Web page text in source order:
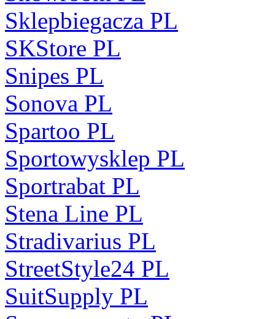
Sklepbiegacza PL
SKStore PL
Snipes PL
Sonova PL
Spartoo PL
Sportowysklep PL
Sportrabat PL
Stena Line PL
Stradivarius PL
StreetStyle24 PL
SuitSupply PL